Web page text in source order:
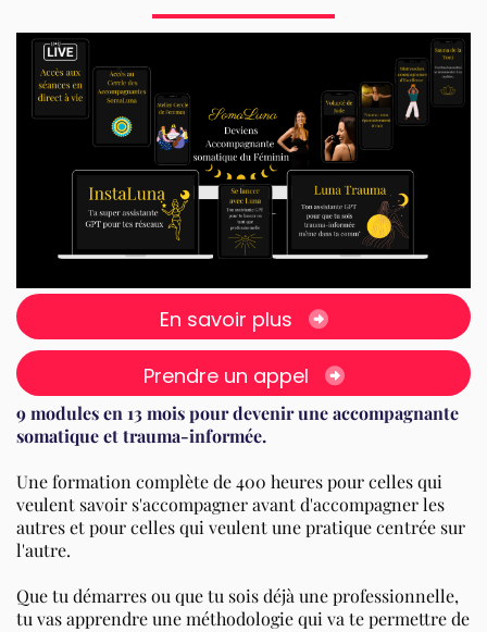
En savoir plus
Prendre un appel
9 modules en 13 mois pour devenir une accompagnante
somatique et trauma-informée.
Une formation complète de 400 heures pour celles qui
veulent savoir s'accompagner avant d'accompagner les
autres et pour celles qui veulent une pratique centrée sur
l'autre.
Que tu démarres ou que tu sois déjà une professionnelle,
tu vas apprendre une méthodologie qui va te permettre de